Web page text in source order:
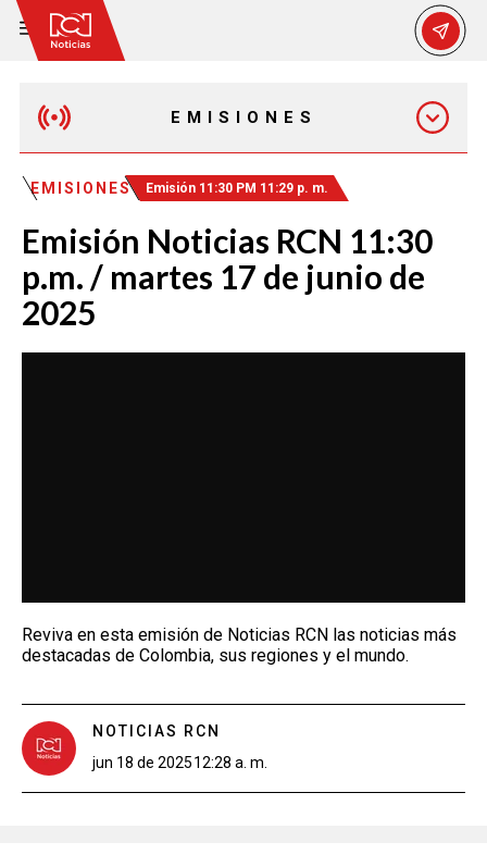
EMISIONES
MAÑANA EXPRESS
EMISIÓN 12:30 PM
EMISIONES Emisión 11:30 PM 11:29 p. m.
Emisión Noticias RCN 11:30
p.m. / martes 17 de junio de
2025
Reviva en esta emisión de Noticias RCN las noticias más
destacadas de Colombia, sus regiones y el mundo.
NOTICIAS RCN
jun 18 de 202512:28 a. m.